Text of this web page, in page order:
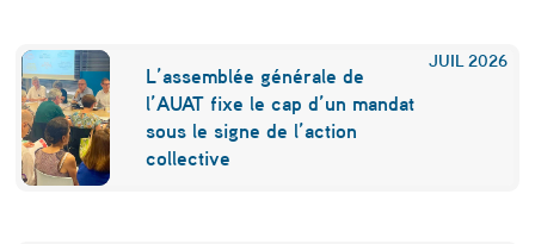
n
d
e
é
JUIL 2026
L’assemblée générale de
l’AUAT fixe le cap d’un mandat
sous le signe de l’action
collective